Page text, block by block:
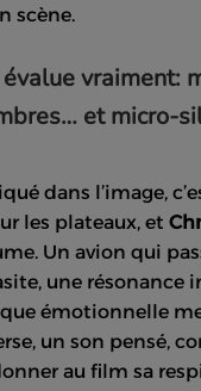
scène.
vraiment:
et micro-
dans l’image,
les plateaux, et
Un avion qui
une résonance
émotionnelle
un son pensé,
au film sa